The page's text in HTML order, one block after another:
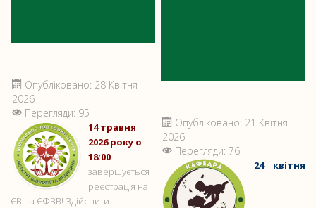
Опубліковано: 28 Квітня
2026
Перегляди: 95
14 травня
2026 року о
18:00
завершується
реєстрація на
ЄВІ та ЄФВВ! Здійснити
Опубліковано: 21 Квітня
2026
Перегляди: 76
24 квітня